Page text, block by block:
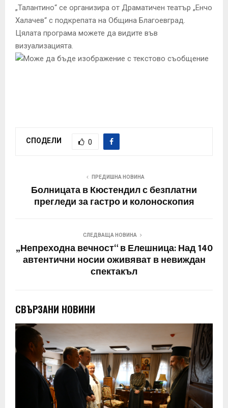
„Талантино“ се организира от Драматичен театър „Енчо
Халачев“ с подкрепата на Община Благоевград.
Цялата програма можете да видите във
визуализацията.
СПОДЕЛИ 0
ПРЕДИШНА НОВИНА
Болницата в Кюстендил с безплатни
прегледи за гастро и колоноскопия
СЛЕДВАЩА НОВИНА
„Непреходна вечност“ в Елешница: Над 140
автентични носии оживяват в невиждан
спектакъл
СВЪРЗАНИ НОВИНИ